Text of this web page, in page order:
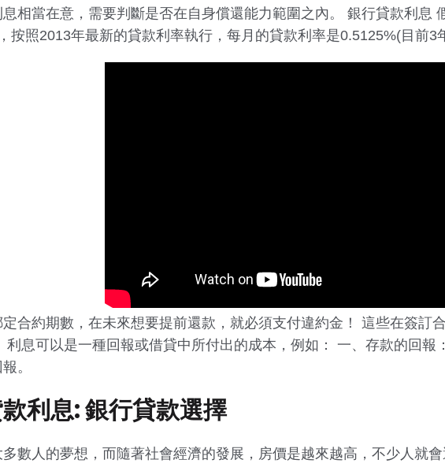
相當在意，需要判斷是否在自身償還能力範圍之內。 銀行貸款利息
按照2013年最新的貸款利率執行，每月的貸款利率是0.5125%(目前3
合約期數，在未來想要提前還款，就必須支付違約金！ 這些在簽訂
利息可以是一種回報或借貸中所付出的成本，例如： 一、存款的回報
。
利息: 銀行貸款選擇
多數人的夢想，而隨著社會經濟的發展，房價是越來越高，不少人就